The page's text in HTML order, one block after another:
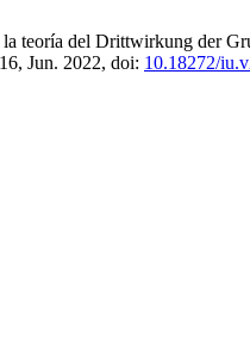
teoría del Drittwirkung der
Jun. 2022, doi: 10.18272/